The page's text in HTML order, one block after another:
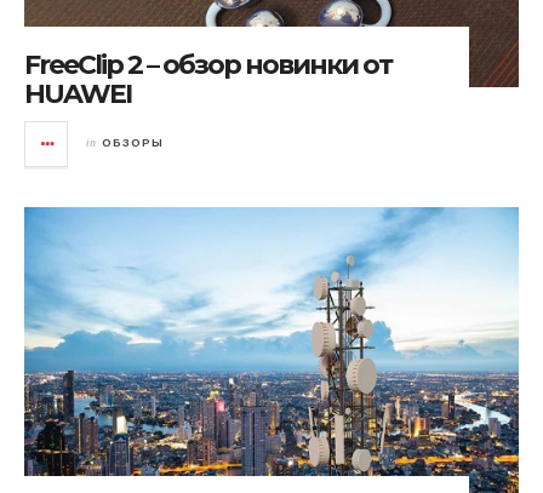
FreeClip 2 – обзор новинки от
HUAWEI
in ОБЗОРЫ